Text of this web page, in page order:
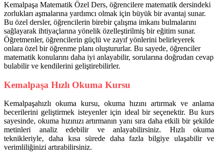
Kemalpaşa Matematik Özel Ders, öğrencilere matematik dersindeki
zorlukları aşmalarına yardımcı olmak için büyük bir avantaj sunar.
Bu özel dersler, öğrencilerin birebir çalışma imkanı bulmalarını
sağlayarak ihtiyaçlarına yönelik özelleştirilmiş bir eğitim sunar.
Öğretmenler, öğrencilerin güçlü ve zayıf yönlerini belirleyerek
onlara özel bir öğrenme planı oluştururlar. Bu sayede, öğrenciler
matematik konularını daha iyi anlayabilir, sorularına doğrudan cevap
bulabilir ve kendilerini geliştirebilirler.
Kemalpaşa Hızlı Okuma Kursu
Kemalpaşahızlı okuma kursu, okuma hızını artırmak ve anlama
becerilerini geliştirmek isteyenler için ideal bir seçenektir. Bu kurs
sayesinde, okuma hızınızı artırmanın yanı sıra daha etkili bir şekilde
metinleri analiz edebilir ve anlayabilirsiniz. Hızlı okuma
teknikleriyle, daha kısa sürede daha fazla bilgiye ulaşabilir ve
verimliliğinizi artırabilirsiniz.